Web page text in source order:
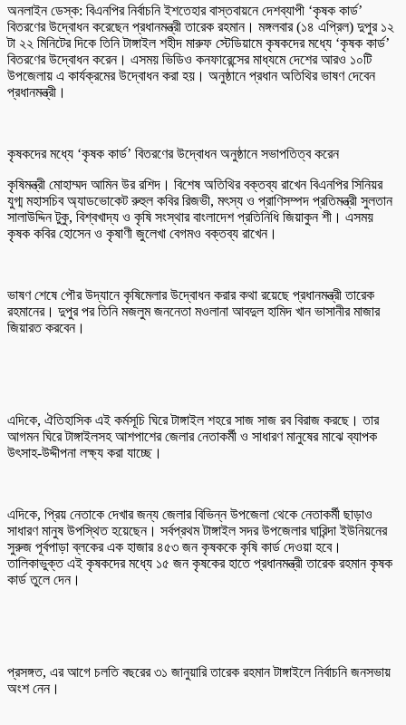
অনলাইন ডেস্ক: বিএনপির নির্বাচনি ইশতেহার বাস্তবায়নে দেশব্যাপী ‘কৃষক কার্ড’
বিতরণের উদ্বোধন করেছেন প্রধানমন্ত্রী তারেক রহমান। মঙ্গলবার (১৪ এপ্রিল) দুপুর ১২
টা ২২ মিনিটের দিকে তিনি টাঙ্গাইল শহীদ মারুফ স্টেডিয়ামে কৃষকদের মধ্যে ‘কৃষক কার্ড’
বিতরণের উদ্বোধন করেন। এসময় ভিডিও কনফারেন্সের মাধ্যমে দেশের আরও ১০টি
উপজেলায় এ কার্যক্রমের উদ্বোধন করা হয়। অনুষ্ঠানে প্রধান অতিথির ভাষণ দেবেন
প্রধানমন্ত্রী।
কৃষকদের মধ্যে ‘কৃষক কার্ড’ বিতরণের উদ্বোধন অনুষ্ঠানে সভাপতিত্ব করেন
কৃষিমন্ত্রী মোহাম্মদ আমিন উর রশিদ। বিশেষ অতিথির বক্তব্য রাখেন বিএনপির সিনিয়র
যুগ্ম মহাসচিব অ্যাডভোকেট রুহুল কবির রিজভী, মৎস্য ও প্রাণিসম্পদ প্রতিমন্ত্রী সুলতান
সালাউদ্দিন টুকু, বিশ্বখাদ্য ও কৃষি সংস্থার বাংলাদেশ প্রতিনিধি জিয়াকুন শী। এসময়
কৃষক কবির হোসেন ও কৃষাণী জুলেখা বেগমও বক্তব্য রাখেন।
ভাষণ শেষে পৌর উদ্যানে কৃষিমেলার উদ্বোধন করার কথা রয়েছে প্রধানমন্ত্রী তারেক
রহমানের। দুপুর পর তিনি মজলুম জননেতা মওলানা আবদুল হামিদ খান ভাসানীর মাজার
জিয়ারত করবেন।
এদিকে, ঐতিহাসিক এই কর্মসূচি ঘিরে টাঙ্গাইল শহরে সাজ সাজ রব বিরাজ করছে। তার
আগমন ঘিরে টাঙ্গাইলসহ আশপাশের জেলার নেতাকর্মী ও সাধারণ মানুষের মাঝে ব্যাপক
উৎসাহ-উদ্দীপনা লক্ষ্য করা যাচ্ছে।
এদিকে, প্রিয় নেতাকে দেখার জন্য জেলার বিভিন্ন উপজেলা থেকে নেতাকর্মী ছাড়াও
সাধারণ মানুষ উপস্থিত হয়েছেন। সর্বপ্রথম টাঙ্গাইল সদর উপজেলার ঘারিন্দা ইউনিয়নের
সুরুজ পূর্বপাড়া ব্লকের এক হাজার ৪৫৩ জন কৃষককে কৃষি কার্ড দেওয়া হবে।
তালিকাভুক্ত এই কৃষকদের মধ্যে ১৫ জন কৃষকের হাতে প্রধানমন্ত্রী তারেক রহমান কৃষক
কার্ড তুলে দেন।
প্রসঙ্গত, এর আগে চলতি বছরের ৩১ জানুয়ারি তারেক রহমান টাঙ্গাইলে নির্বাচনি জনসভায়
অংশ নেন।